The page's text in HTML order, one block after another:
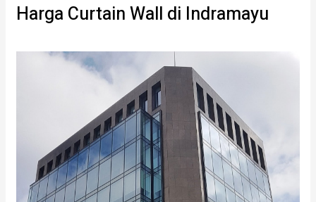
Harga Curtain Wall di Indramayu